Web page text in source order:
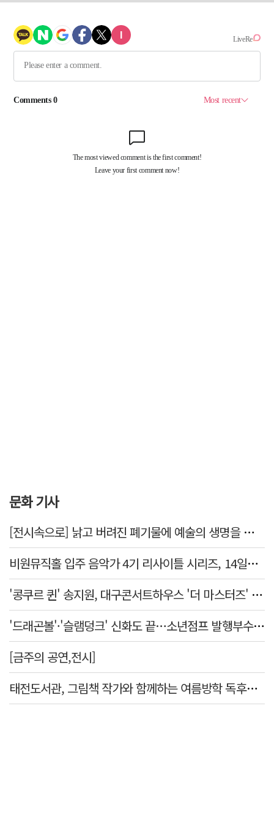
문화 기사
[전시속으로] 낡고 버려진 폐기물에 예술의 생명을 불어넣다…김결수 개인전
비원뮤직홀 입주 음악가 4기 리사이틀 시리즈, 14일부터 6주간 개최
'콩쿠르 퀸' 송지원, 대구콘서트하우스 '더 마스터즈' 무대 오른다
'드래곤볼'·'슬램덩크' 신화도 끝…소년점프 발행부수 100만부 붕괴
[금주의 공연,전시]
태전도서관, 그림책 작가와 함께하는 여름방학 독후체험 운영